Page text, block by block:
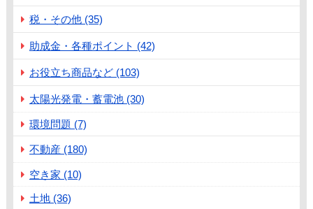
税・その他 (35)
助成金・各種ポイント (42)
お役立ち商品など (103)
太陽光発電・蓄電池 (30)
環境問題 (7)
不動産 (180)
空き家 (10)
土地 (36)